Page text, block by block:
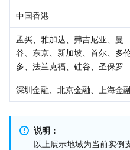
云联网
弹性网卡
NAT 网关
对等连接
网络流日志
堡垒机
数据安全审计
图片内容安全
音频内容安全
视频内容安全
账号风控平台
风险识别 RCE
安全服务平台
云防火墙
Web 应用防火墙
主机安全
容器安全服务
云安全中心
应用安全
移动应用安全
安全凭证服务
域名与网站
域名注册
SSL 证书
私有域解析 Private DNS
企业应用
腾讯微卡
办公协同
腾讯电子签
大数据
中国香港
孟买、雅加达、弗吉尼亚、曼
谷、东京、新加坡、首尔、多
多、法兰克福、硅谷、圣保罗
深圳金融、北京金融、上海金
说明：
以上展示地域为当前实例